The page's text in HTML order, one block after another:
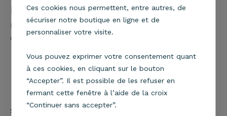
metropolight
Dans notre boutique, vous pouvez régler vos achats
de luminaires avec différents moyens de paiement :
Carte bancaire
Visa
Visa Electron
EuroCard/MasterCard
​Si vous réglez votre commande avec une carte de
Ces cookies nous permettent, entre autres, de
sécuriser notre boutique en ligne et de
personnaliser votre visite.
Vous pouvez exprimer votre consentement quant
à ces cookies, en cliquant sur le bouton
“Accepter”. Il est possible de les refuser en
fermant cette fenêtre à l’aide de la croix
“Continuer sans accepter”.